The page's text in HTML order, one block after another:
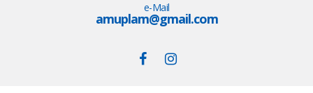
e-Mail
amuplam@gmail.com